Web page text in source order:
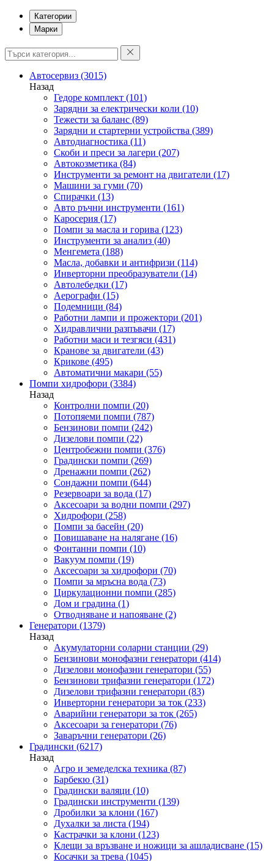
Категории
Марки
Автосервиз (3015)
Назад
Гедоре комплект (101)
Зарядни за електрически коли (10)
Тежести за баланс (89)
Зарядни и стартерни устройства (389)
Автодиагностика (11)
Скоби и преси за лагери (207)
Автокозметика (84)
Инструменти за ремонт на двигатели (17)
Машини за гуми (70)
Спирачки (13)
Авто ръчни инструменти (161)
Каросерия (17)
Помпи за масла и горива (123)
Инструменти за анализ (40)
Менгемета (188)
Масла, добавки и антифризи (114)
Инверторни преобразуватели (14)
Автолебедки (17)
Аерографи (15)
Подемници (84)
Работни лампи и прожектори (201)
Хидравлични разпъвачи (17)
Работни маси и тезгяси (431)
Кранове за двигатели (43)
Крикове (495)
Автоматични макари (55)
Помпи хидрофори (3384)
Назад
Контролни помпи (20)
Потопяеми помпи (787)
Бензинови помпи (242)
Дизелови помпи (22)
Центробежни помпи (376)
Градински помпи (269)
Дренажни помпи (262)
Сондажни помпи (644)
Резервоари за вода (17)
Аксесоари за водни помпи (297)
Хидрофори (258)
Помпи за басейн (20)
Повишаване на налягане (16)
Фонтанни помпи (10)
Вакуум помпи (19)
Аксесоари за хидрофори (70)
Помпи за мръсна вода (73)
Циркулационни помпи (285)
Дом и градина (1)
Отводняване и напояване (2)
Генератори (1379)
Назад
Акумулаторни соларни станции (29)
Бензинови монофазни генератори (414)
Дизелови монофазни генератори (55)
Бензинови трифазни генератори (172)
Дизелови трифазни генератори (83)
Инверторни генератори за ток (233)
Аварийни генератори за ток (265)
Аксесоари за генератори (76)
Заваръчни генератори (26)
Градински (6217)
Назад
Агро и земеделска техника (87)
Барбекю (31)
Градински валяци (10)
Градински инструменти (139)
Дробилки за клони (167)
Духалки за листа (194)
Кастрачки за клони (123)
Клещи за връзване и ножици за ашладисване (15)
Косачки за трева (1045)